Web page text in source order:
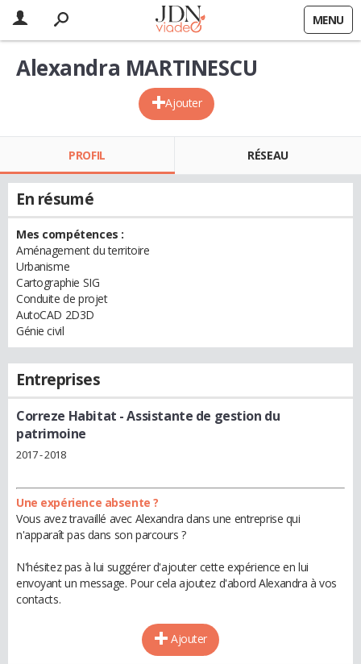
MENU
Ajouter
Alexandra MARTINESCU
PROFIL RÉSEAU
En résumé
Mes compétences :
Aménagement du territoire
Urbanisme
Cartographie SIG
Conduite de projet
AutoCAD 2D3D
Génie civil
Entreprises
Correze Habitat - Assistante de gestion du
patrimoine
2017 - 2018
Une expérience absente ?
Vous avez travaillé avec Alexandra dans une entreprise qui
n'apparaît pas dans son parcours ?
N'hésitez pas à lui suggérer d'ajouter cette expérience en lui
envoyant un message. Pour cela ajoutez d'abord Alexandra à vos
contacts.
Ajouter